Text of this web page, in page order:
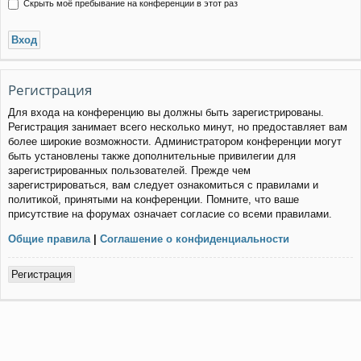
Скрыть моё пребывание на конференции в этот раз
Регистрация
Для входа на конференцию вы должны быть зарегистрированы.
Регистрация занимает всего несколько минут, но предоставляет вам
более широкие возможности. Администратором конференции могут
быть установлены также дополнительные привилегии для
зарегистрированных пользователей. Прежде чем
зарегистрироваться, вам следует ознакомиться с правилами и
политикой, принятыми на конференции. Помните, что ваше
присутствие на форумах означает согласие со всеми правилами.
Общие правила| Соглашение о конфиденциальности
Регистрация